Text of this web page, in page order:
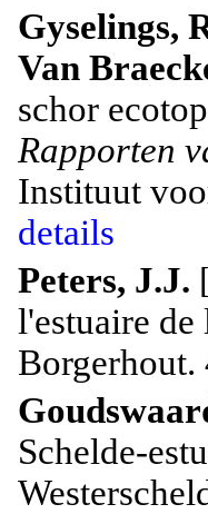
Gyselings,
Van
schor
Rapporten
Instituut
details
Peters, J.J.
l'estuaire
Borgerhout.
Schelde-